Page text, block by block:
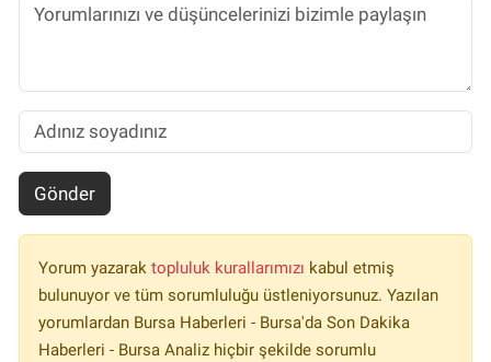
Gönder
Yorum yazarak topluluk kurallarımızı kabul etmiş
bulunuyor ve tüm sorumluluğu üstleniyorsunuz. Yazılan
yorumlardan Bursa Haberleri - Bursa'da Son Dakika
Haberleri - Bursa Analiz hiçbir şekilde sorumlu